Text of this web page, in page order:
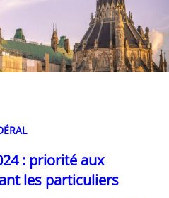
: priorité aux
les particuliers